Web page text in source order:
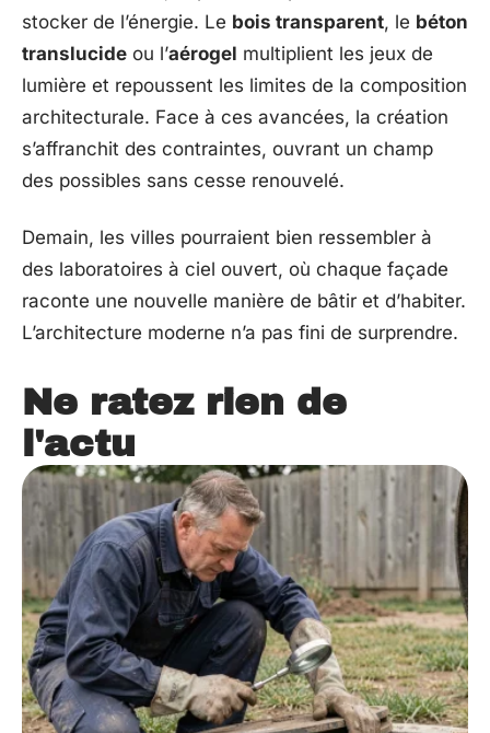
stocker de l’énergie. Le bois transparent, le béton
translucide ou l’aérogel multiplient les jeux de
lumière et repoussent les limites de la composition
architecturale. Face à ces avancées, la création
s’affranchit des contraintes, ouvrant un champ
des possibles sans cesse renouvelé.
Demain, les villes pourraient bien ressembler à
des laboratoires à ciel ouvert, où chaque façade
raconte une nouvelle manière de bâtir et d’habiter.
L’architecture moderne n’a pas fini de surprendre.
Ne ratez rien de
l'actu